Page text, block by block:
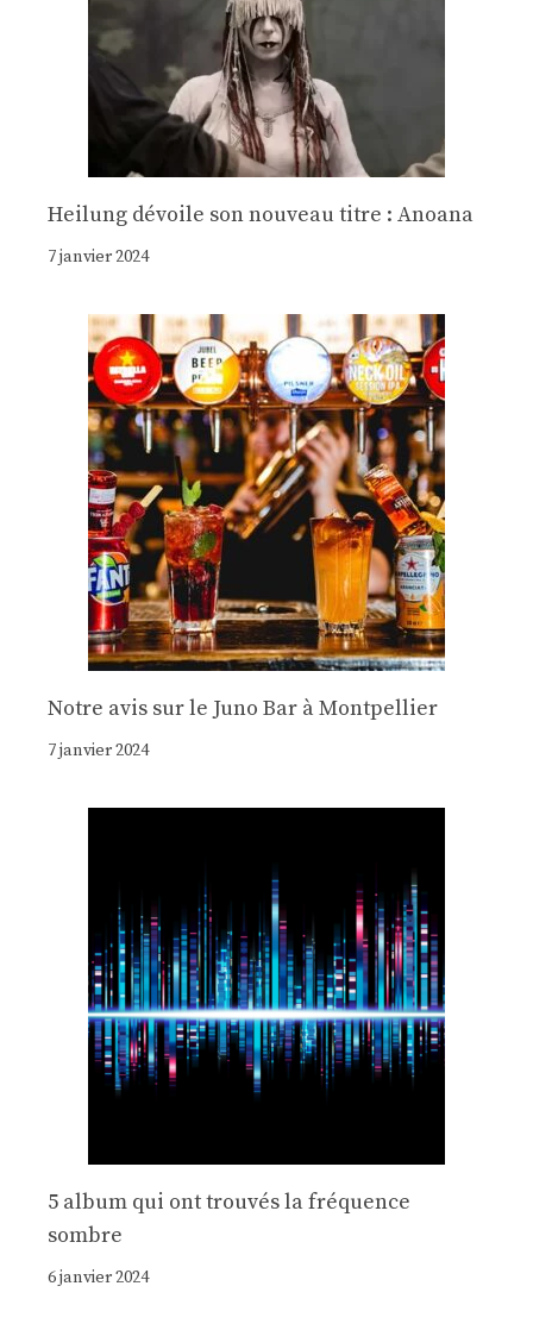
Heilung dévoile son nouveau titre : Anoana
7 janvier 2024
Notre avis sur le Juno Bar à Montpellier
7 janvier 2024
5 album qui ont trouvés la fréquence
sombre
6 janvier 2024